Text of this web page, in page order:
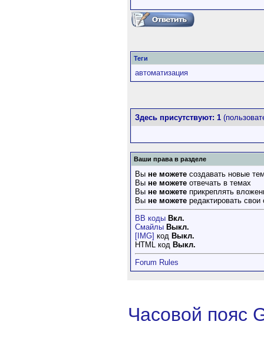
Теги
автоматизация
Здесь присутствуют: 1
Ваши права в разделе
Вы не можете создавать новые
Вы не можете отвечать в темах
Вы не можете прикреплять
Вы не можете редактировать
BB коды Вкл.
Смайлы Выкл.
[IMG] код Выкл.
HTML код Выкл.
Forum Rules
Часовой пояс